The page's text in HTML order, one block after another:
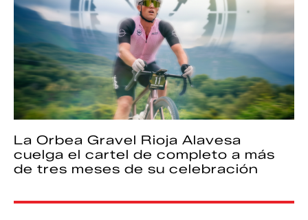
La Orbea Gravel Rioja Alavesa
cuelga el cartel de completo a más
de tres meses de su celebración